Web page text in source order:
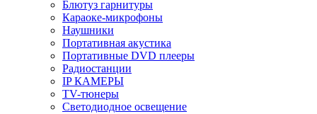
Блютуз гарнитуры
Караоке-микрофоны
Наушники
Портативная акустика
Портативные DVD плееры
Радиостанции
IP КАМЕРЫ
TV-тюнеры
Светодиодное освещение